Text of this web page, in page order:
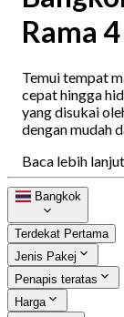
Rama 4
Temui tempat
cepat hingga
yang disukai
dengan mudah
Baca lebih lanjut
Bangkok
Terdekat Pertama
Jenis Pakej
Penapis teratas
Harga